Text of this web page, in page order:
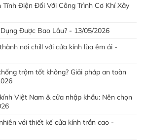
Điện Đối Với Công Trình Cơ Khí Xây
Được Bao Lâu? - 13/05/2026
nơi chill với cửa kính lùa êm ái -
trộm tốt không? Giải pháp an toàn
Việt Nam & cửa nhập khẩu: Nên chọn
với thiết kế cửa kính trần cao -